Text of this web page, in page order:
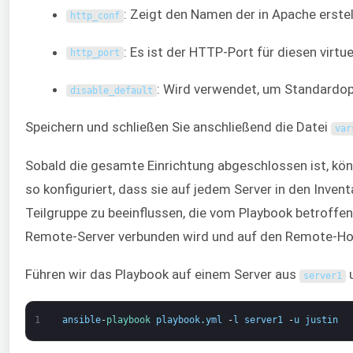
http_conf : Zeigt den Namen der in Apache
http_port : Es ist der HTTP-Port für diesen
disable_default : Wird verwendet, um
Speichern und schließen Sie anschließend die Datei
Sobald die gesamte Einrichtung abgeschlossen ist,
so konfiguriert, dass sie auf jedem Server in den
Teilgruppe zu beeinflussen, die vom Playbook
Remote-Server verbunden wird und auf den Remote-
Führen wir das Playbook auf einem Server aus server1
1 ansible-playbook playbook.yml -l server1 -u justin